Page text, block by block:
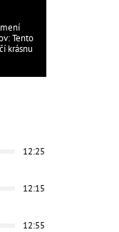
Tento
krásnu
12:25
12:15
12:55